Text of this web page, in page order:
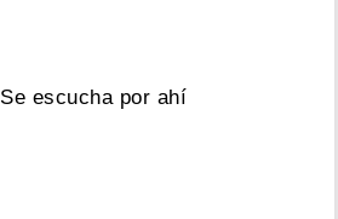
Se escucha por ahí